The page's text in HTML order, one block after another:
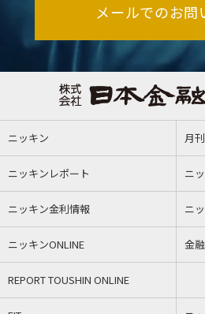
メールでのお問
ニッキン 月
ニッキンレポート ニ
ニッキン金利情報 ニ
ニッキンONLINE 金
REPORT TOUSHIN ONLINE